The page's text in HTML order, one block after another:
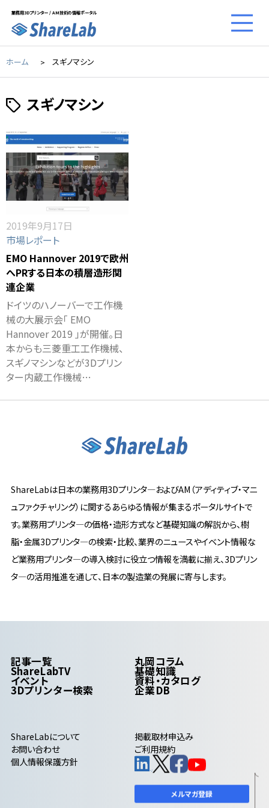
業務用3Dプリンター / AM技術の情報ポータル
ホーム スギノマシン
スギノマシン
2019年9月17日
市場レポート
EMO Hannover 2019で欧州
へPRする日本の積層造形関
連企業
ドイツのハノーバーで工作機
械の大展示会「 EMO
Hannover 2019 」が開催。日
本からも三菱重工工作機械、
スギノマシンなどが3Dプリン
ター内蔵工作機械…
ShareLabは日本の業務用3Dプリンタ―およびAM（アディティブ・マニ
ュファクチャリング）に関するあらゆる情報が集まるポータルサイトで
す。業務用プリンタ―の価格・造形方式など基礎知識の解説から、樹
脂・金属3Dプリンタ―の検索・比較、業界のニュースやイベント情報な
ど業務用プリンタ―の導入検討に役立つ情報を満載に揃え、3Dプリン
タ―の活用推進を通して、日本の製造業の発展に寄与します。
記事一覧 丸岡コラム
ShareLabTV 基礎知識
イベント 資料・カタログ
3Dプリンター検索 企業DB
メルマガ登録
ShareLabについて
掲載取材申込み
お問い合わせ
ご利用規約
個人情報保護方針